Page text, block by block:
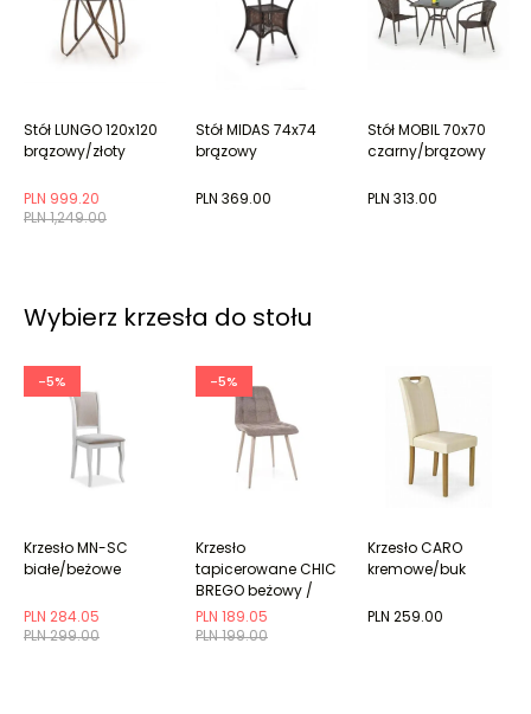
PLN 1,249.00
PLN 999.20
Stół LUNGO 120x120
brązowy/złoty
PLN 369.00
Stół MIDAS 74x74
brązowy
PLN 313.00
Stół MOBIL 70x70
czarny/brązowy
Wybierz krzesła do stołu
-5%
PLN 299.00
PLN 284.05
Krzesło MN-SC
białe/beżowe
-5%
PLN 199.00
PLN 189.05
Krzesło
tapicerowane CHIC
BREGO beżowy /
kaszmirowy
PLN 259.00
Krzesło CARO
kremowe/buk